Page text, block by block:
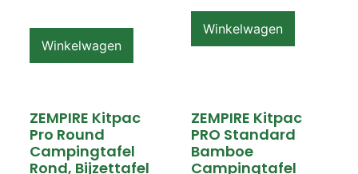
Winkelwagen
Winkelwagen
ZEMPIRE Kitpac
Pro Round
Campingtafel
Rond, Bijzettafel
ZEMPIRE Kitpac
PRO Standard
Bamboe
Campingtafel